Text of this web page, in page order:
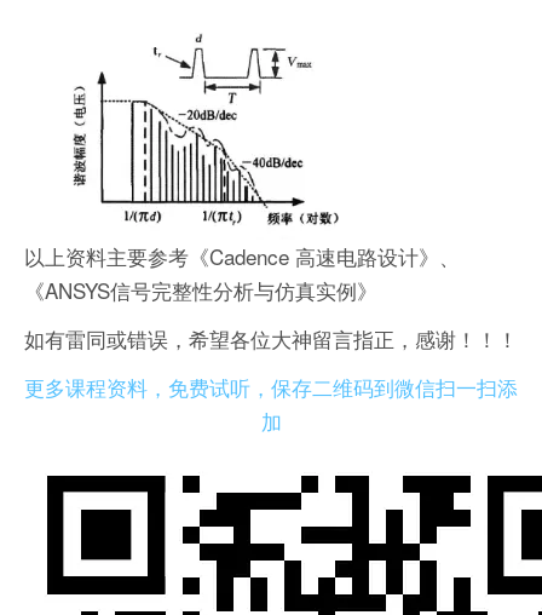
以上资料主要参考《Cadence 高速电路设计》、
《ANSYS信号完整性分析与仿真实例》
如有雷同或错误，希望各位大神留言指正，感谢！！！
更多课程资料，免费试听，保存二维码到微信扫一扫添
加